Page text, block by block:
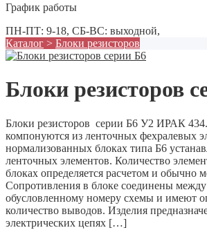
График работы
ПН-ПТ: 9-18, СБ-ВС: выходной,
Каталог > Блоки резисторов
Блоки резисторов
Блоки резисторов серии Б6 У2 ИРАК
компонуются из ленточных фехралевых
нормализованных блоках типа Б6
ленточных элементов. Количество
блоках определяется расчетом и обычно
Сопротивления в блоке соединены между
обусловленному номеру схемы и имеют
количество выводов. Изделия
электрических цепях […]